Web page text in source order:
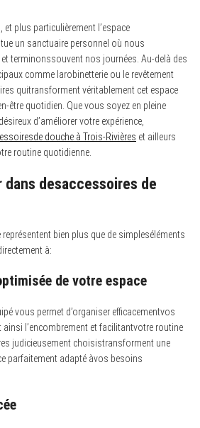
et plus particulièrement l’espace
un sanctuaire personnel où nous
terminonssouvent nos journées. Au-delà des
comme larobinetterie ou le revêtement
quitransforment véritablement cet espace
être quotidien. Que vous soyez en pleine
d’améliorer votre expérience,
douche à Trois-Rivières et ailleurs
routine quotidienne.
desaccessoires de
représentent bien plus que de simpleséléments
à:
de votre espace
vous permet d’organiser efficacementvos
ainsi l’encombrement et facilitantvotre routine
judicieusement choisistransforment une
parfaitement adapté àvos besoins